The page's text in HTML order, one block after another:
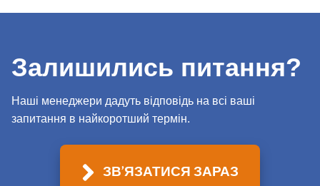
Залишились питання?
Наші менеджери дадуть відповідь на всі ваші
запитання в найкоротший термін.
ЗВ'ЯЗАТИСЯ ЗАРАЗ